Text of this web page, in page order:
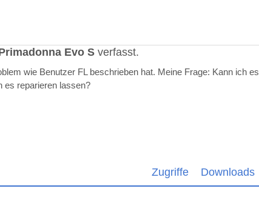
Evo S verfasst.
wie Benutzer FL beschrieben hat. Meine Frage: Kann ich es
es reparieren lassen?
Zugriffe Downloads